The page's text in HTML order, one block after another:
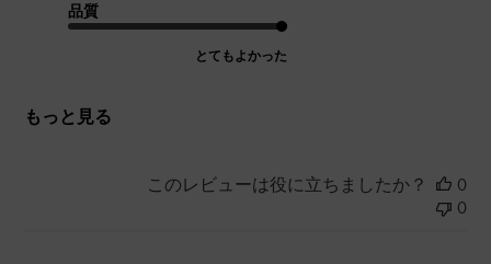
品質
とてもよかった
もっと見る
このレビューは役に立ちましたか？
0
0